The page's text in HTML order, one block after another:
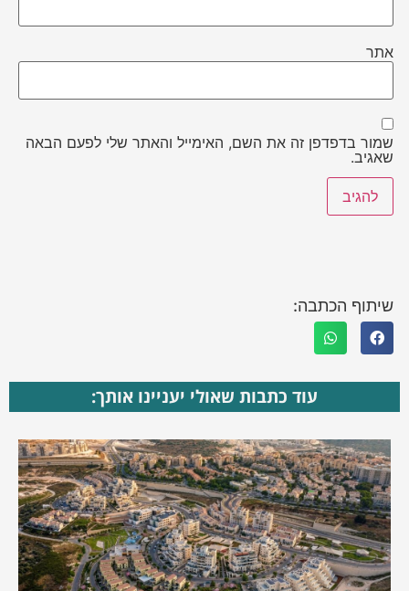
אתר
שמור בדפדפן זה את השם, האימייל והאתר שלי לפעם הבאה
שאגיב.
שיתוף הכתבה:
עוד כתבות שאולי יעניינו אותך: